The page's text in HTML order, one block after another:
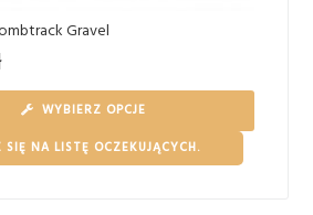
Gravel
WYBIERZ OPCJE
SIĘ NA LISTĘ OCZEKUJĄCYCH.